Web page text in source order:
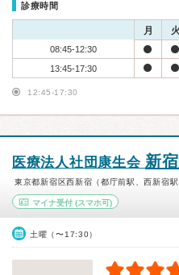
診療時間
月 火
08:45-12:30
13:45-17:30
12:45-17:30
医療法人社団康生会 新
東京都新宿区西新宿（都庁前駅、西新宿駅
マイナ受付 (スマホ可)
土曜（〜17:30）